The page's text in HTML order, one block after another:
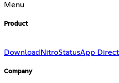
Menu
Product
Download NitroStatusApp
Company